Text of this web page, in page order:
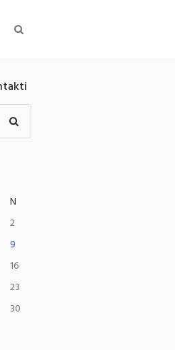
N
2
9
16
23
30